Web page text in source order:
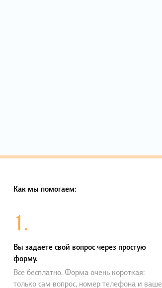
Как мы помогаем:
1.
Вы задаете свой вопрос через простую
форму.
Все бесплатно. Форма очень короткая:
только сам вопрос, номер телефона и ваше